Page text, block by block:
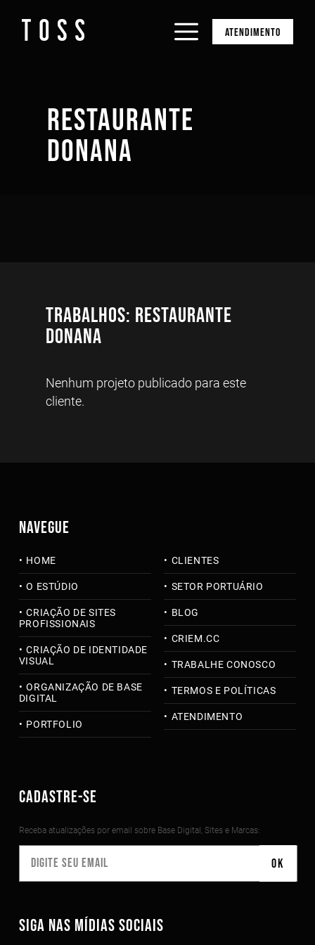
ATENDIMENTO
RESTAURANTE
DONANA
Trabalhos: Restaurante
Donana
Nenhum projeto publicado para este
cliente.
NAVEGUE
HOME
O ESTÚDIO
CRIAÇÃO DE SITES
PROFISSIONAIS
CRIAÇÃO DE IDENTIDADE
VISUAL
ORGANIZAÇÃO DE BASE
DIGITAL
PORTFOLIO
CLIENTES
SETOR PORTUÁRIO
BLOG
CRIEM.CC
TRABALHE CONOSCO
TERMOS E POLÍTICAS
ATENDIMENTO
CADASTRE-SE
Receba atualizações por email sobre Base Digital, Sites e Marcas:
SIGA NAS MÍDIAS SOCIAIS